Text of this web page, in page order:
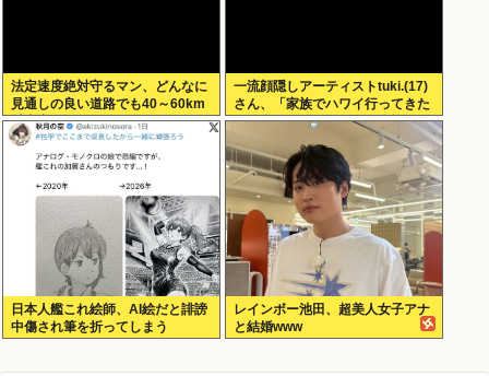
法定速度絶対守るマン、どんなに
見通しの良い道路でも40～60km
以上出さない
一流顔隠しアーティストtuki.(17)
さん、「家族でハワイ行ってきた
w」 自己顕示欲がどんどん抑えら
日本人艦これ絵師、AI絵だと誹謗
中傷され筆を折ってしまう
レインボー池田、超美人女子アナ
と結婚www